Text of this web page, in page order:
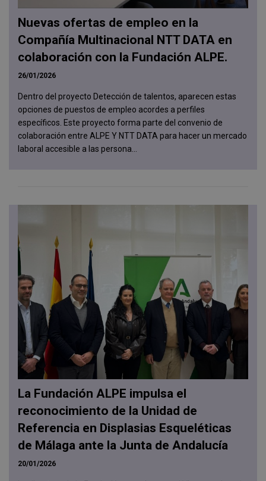
Nuevas ofertas de empleo en la
Compañía Multinacional NTT DATA en
colaboración con la Fundación ALPE.
26/01/2026
Dentro del proyecto Detección de talentos, aparecen estas
opciones de puestos de empleo acordes a perfiles
específicos. Este proyecto forma parte del convenio de
colaboración entre ALPE Y NTT DATA para hacer un mercado
laboral accesible a las persona...
La Fundación ALPE impulsa el
reconocimiento de la Unidad de
Referencia en Displasias Esqueléticas
de Málaga ante la Junta de Andalucía
20/01/2026